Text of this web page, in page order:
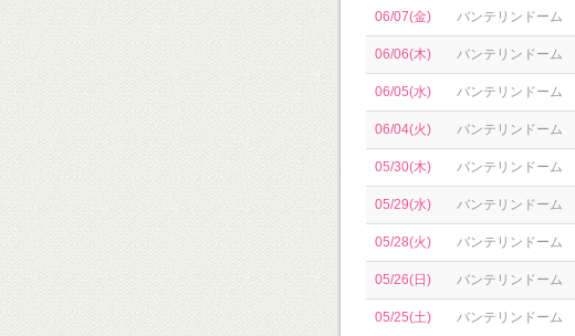
06/07(金) バンテリンドーム
06/06(木) バンテリンドーム
06/05(水) バンテリンドーム
06/04(火) バンテリンドーム
05/30(木) バンテリンドーム
05/29(水) バンテリンドーム
05/28(火) バンテリンドーム
05/26(日) バンテリンドーム
05/25(土) バンテリンドーム